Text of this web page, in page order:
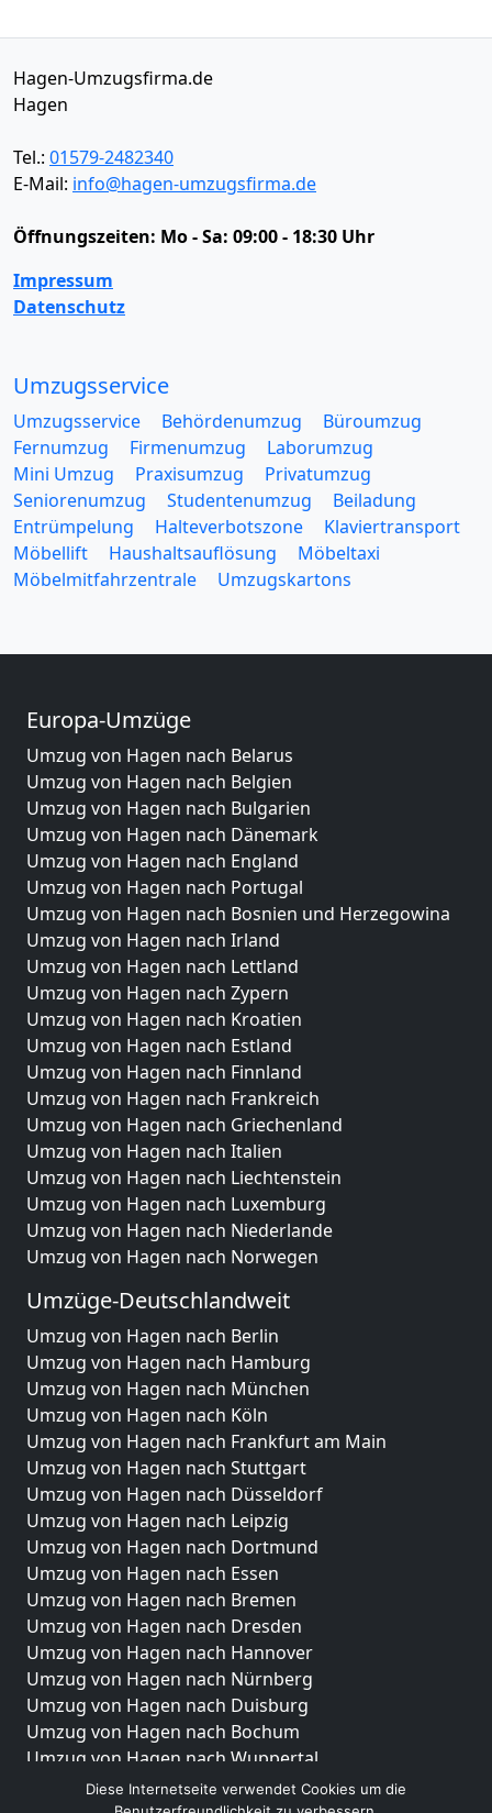
Hagen-Umzugsfirma.de
Hagen
Tel.: 01579-2482340
E-Mail: info@hagen-umzugsfirma.de
Öffnungszeiten: Mo - Sa: 09:00 - 18:30 Uhr
Impressum
Datenschutz
Umzugsservice
Umzugsservice Behördenumzug
Büroumzug
Fernumzug
Firmenumzug
Laborumzug
Mini Umzug
Praxisumzug
Privatumzug
Seniorenumzug
Studentenumzug
Beiladung
Entrümpelung
Halteverbotszone
Klaviertransport
Möbellift
Haushaltsauflösung
Möbeltaxi
Möbelmitfahrzentrale
Umzugskartons
Europa-Umzüge
Umzug von Hagen nach Belarus
Umzug von Hagen nach Belgien
Umzug von Hagen nach Bulgarien
Umzug von Hagen nach Dänemark
Umzug von Hagen nach England
Umzug von Hagen nach Portugal
Umzug von Hagen nach Bosnien und Herzegowina
Umzug von Hagen nach Irland
Umzug von Hagen nach Lettland
Umzug von Hagen nach Zypern
Umzug von Hagen nach Kroatien
Umzug von Hagen nach Estland
Umzug von Hagen nach Finnland
Umzug von Hagen nach Frankreich
Umzug von Hagen nach Griechenland
Umzug von Hagen nach Italien
Umzug von Hagen nach Liechtenstein
Umzug von Hagen nach Luxemburg
Umzug von Hagen nach Niederlande
Umzug von Hagen nach Norwegen
Umzüge-Deutschlandweit
Umzug von Hagen nach Berlin
Umzug von Hagen nach Hamburg
Umzug von Hagen nach München
Umzug von Hagen nach Köln
Umzug von Hagen nach Frankfurt am Main
Umzug von Hagen nach Stuttgart
Umzug von Hagen nach Düsseldorf
Umzug von Hagen nach Leipzig
Umzug von Hagen nach Dortmund
Umzug von Hagen nach Essen
Umzug von Hagen nach Bremen
Umzug von Hagen nach Dresden
Umzug von Hagen nach Hannover
Umzug von Hagen nach Nürnberg
Umzug von Hagen nach Duisburg
Umzug von Hagen nach Bochum
Umzug von Hagen nach Wuppertal
Umzug von Hagen nach Bielefeld
Diese Internetseite verwendet Cookies um die